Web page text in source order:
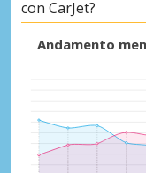
Sconti
Accedi alle
fornitori
con CarJet?
Andamento